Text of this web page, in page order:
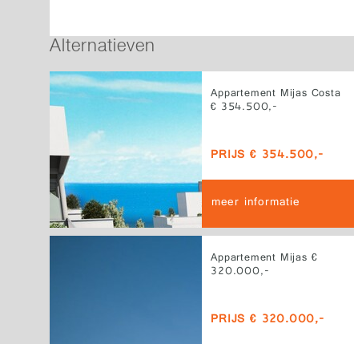
Alternatieven
Appartement Mijas Costa
€ 354.500,-
PRIJS € 354.500,-
meer informatie
Appartement Mijas €
320.000,-
PRIJS € 320.000,-